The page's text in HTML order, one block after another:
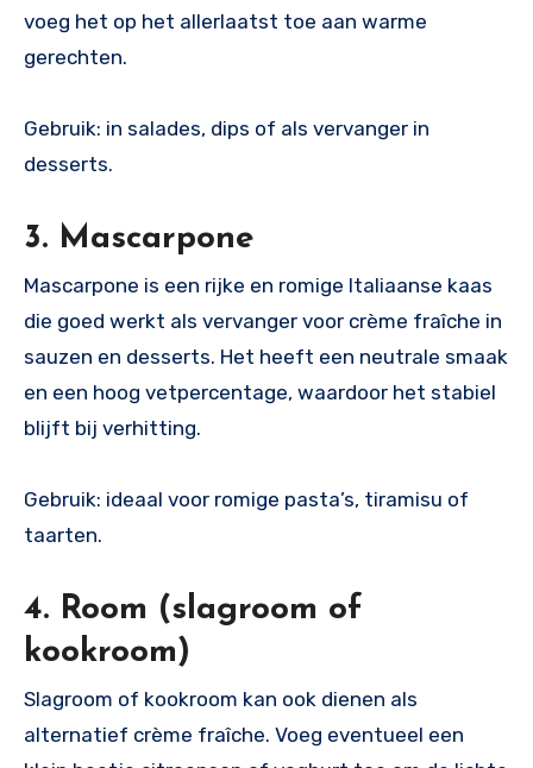
voeg het op het allerlaatst toe aan warme
gerechten.
Gebruik: in salades, dips of als vervanger in
desserts.
3. Mascarpone
Mascarpone is een rijke en romige Italiaanse kaas
die goed werkt als vervanger voor crème fraîche in
sauzen en desserts. Het heeft een neutrale smaak
en een hoog vetpercentage, waardoor het stabiel
blijft bij verhitting.
Gebruik: ideaal voor romige pasta’s, tiramisu of
taarten.
4. Room (slagroom of
kookroom)
Slagroom of kookroom kan ook dienen als
alternatief crème fraîche. Voeg eventueel een